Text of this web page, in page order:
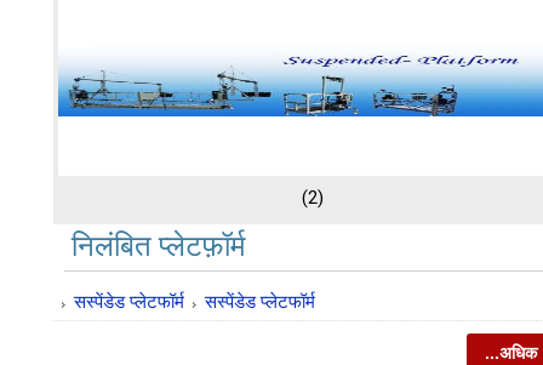
(2)
निलंबित प्लेटफ़ॉर्म
सस्पेंडेड प्लेटफॉर्म सस्पेंडेड प्लेटफॉर्म
...अधिक